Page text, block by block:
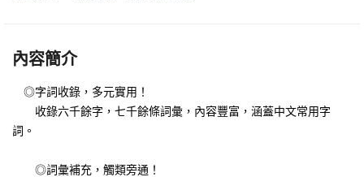
內容簡介
◎字詞收錄，多元實用！
收錄六千餘字，七千餘條詞彙，內容豐富，涵蓋中文常用字
詞。
◎詞彙補充，觸類旁通！